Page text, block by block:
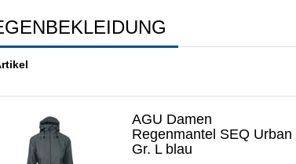
AGU Damen
Regenmantel SEQ Urban
Gr. L blau